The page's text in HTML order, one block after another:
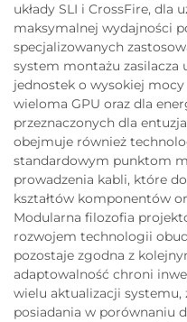
układy SLI i CrossFire,
maksymalnej wydajności
specjalizowanych
system montażu
jednostek o wysokiej
wieloma GPU oraz dla
przeznaczonych dla
obejmuje również
standardowym punktom
prowadzenia kabli, które
kształtów komponentów
Modularna filozofia
rozwojem technologii
pozostaje zgodna z
adaptowalność chroni
wielu aktualizacji systemu,
posiadania w porównaniu